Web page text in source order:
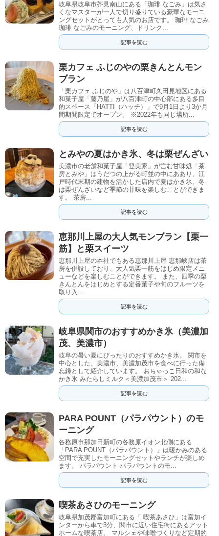
岐阜県岐阜市芥見南山にある「珈琲 なごみ」は気さ
くなマスターが一人で切り盛りている豪華なモーニ
ングセットがとっても人気のお店です。 珈琲 なごみ
珈琲 なごみのモーニング、ドリンク...
記事を読む
栗カフェ ふじのやの栗きんとんモン
ブラン
「栗カフェ ふじのや」は八百津町久田見地区にある
和菓子屋「藤乃屋」が八百津町の中心部にある多目
的スペース「HATTI（ハッチ）」で9月1日より3か月
間期間限定でオープン。 ※2022年も同じ場所...
記事を読む
とみやの夏はかき氷、冬は栗ぜんざい
美濃市の老舗和菓子屋「登美家」が営む甘味処「茶
房とみや」はうだつの上がる町並の中にああり、江
戸時代末期の建物を活かした店内で夏はかき氷、冬
は栗ぜんざいなど季節の甘味を楽しむことができま
す。 茶房...
記事を読む
恵那川上屋の大人気モンブラン【栗一
筋】と栗スイーツ
恵那川上屋の本社でもある恵那川上屋 恵那峡店は茶
房を併設しており、大人気栗一筋をはじめ限定メニ
ューなどを楽しむことができます。 また、四季の栗
きんとんをはじめとする定番菓子や旬のフルーツを
取り入...
記事を読む
岐阜県関市のおすすめかき氷（美濃加
茂、美濃市）
岐阜の暑い夏にぴったりのおすすめかき氷。 関市を
中心とした、美濃市、美濃加茂市を食べに行った備
忘録として紹介しています。 おちゃっこ日和の和な
かき氷 みたらしミルク＜美濃加茂市＞ 202...
記事を読む
PARA POUNT（パラパウント）のモ
ーニング
各務原市那加日新町の各務原イオン北側にある
「PARA POUNT（パラパウント）」は暖かみのある
空間で充実したモーニングセットやランチが楽しめ
ます。 パラパウント パラパウントのモ...
記事を読む
喫茶あさひのモーニング
岐阜県加茂郡富加町にある「 喫茶あさひ」は富加イ
ンターから車で3分、関市に近い住宅街にあるアット
ホームな喫茶店。 マルシェや味噌づくりなど定期的